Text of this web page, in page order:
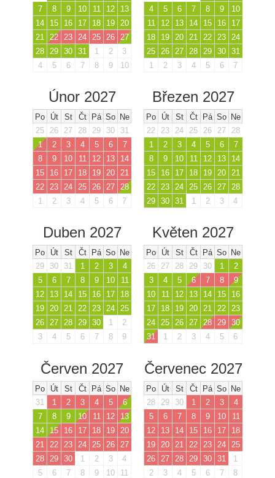
7
8 9 10 11 12
13
14
15 16 17 18 19
20
21
22 23 24 25 26
27
28
29 30 31 1 2
3
4
5 6 7 8 9 10
4
5 6 7 8 9
10
11
12 13 14 15 16
17
18
19 20 21 22 23
24
25
26 27 28 29 30 31
1
2 3 4 5 6 7
Únor 2027
Po Út St Čt Pá So Ne
25
26 27 28 29 30
31
1
2 3 4 5 6
7
8
9 10 11 12 13
14
15
16 17 18 19 20 21
22 23 24 25 26 27 28
1
2 3 4 5 6 7
Březen 2027
Po Út St Čt Pá So Ne
22
23 24 25 26 27
28
1
2 3 4 5 6
7
8
9 10 11 12 13
14
15
16 17 18 19 20 21
22 23 24 25 26 27 28
29 30 31 1 2 3 4
Duben 2027
Po Út St Čt Pá So Ne
29
30 31 1 2 3
4
5
6 7 8 9 10
11
12
13 14 15 16 17
18
19 20 21 22 23 24 25
26 27 28 29 30 1
2
3
4 5 6 7 8 9
Květen 2027
Po Út St Čt Pá So Ne
26
27 28 29 30 1
2
3
4 5 6 7 8
9
10
11 12 13 14 15
16
17
18 19 20 21 22 23
24 25 26 27 28 29 30
31
1 2 3 4 5 6
Červen 2027
Po Út St Čt Pá So Ne
31
1 2 3 4 5
6
7
8 9 10 11 12
13
14
15 16 17 18 19
20
21
22 23 24 25 26
27
28
29 30 1 2 3
4
5
6 7 8 9 10 11
Červenec 2027
Po Út St Čt Pá So Ne
28
29 30 1 2 3
4
5
6 7 8 9 10
11
12
13 14 15 16 17
18
19
20 21 22 23 24
25
26
27 28 29 30 31
1
2
3 4 5 6 7 8